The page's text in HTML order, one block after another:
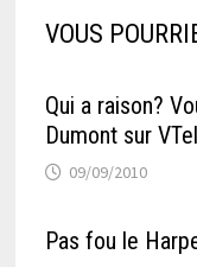
VOUS
Qui a raison?
Dumont sur
09/09/2010
Pas fou le